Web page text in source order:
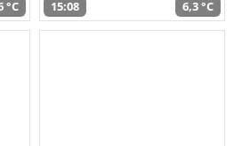
°C 15:08 6,3 °C